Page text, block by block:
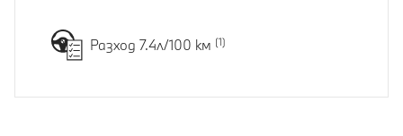
Разход 7.4л/100 км